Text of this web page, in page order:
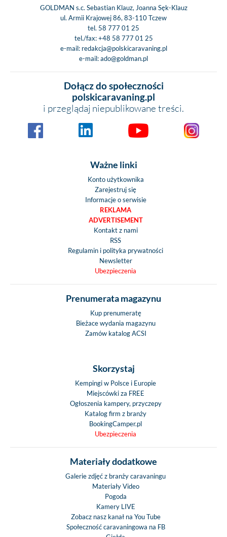
GOLDMAN s.c. Sebastian Klauz, Joanna Sęk-Klauz
ul. Armii Krajowej 86, 83-110 Tczew
tel. 58 777 01 25
tel./fax:+48 58 777 01 25
e-mail: redakcja@polskicaravaning.pl
e-mail:ado@goldman.pl
Dołącz do społeczności
polskicaravaning.pl
i przeglądaj niepublikowane treści.
Ważne linki
Konto użytkownika
Zarejestruj się
Informacje o serwisie
REKLAMA
ADVERTISEMENT
Kontakt z nami
RSS
Regulamin i polityka prywatności
Newsletter
Ubezpieczenia
Prenumerata magazynu
Kup prenumeratę
Bieżace wydania magazynu
Zamów katalog ACSI
Skorzystaj
Kempingi w Polsce i Europie
Miejscówki za FREE
Ogłoszenia kampery, przyczepy
Katalog firm z branży
BookingCamper.pl
Ubezpieczenia
Materiały dodatkowe
Galerie zdjęć z branży caravaningu
Materiały Video
Pogoda
Kamery LIVE
Zobacz nasz kanał na You Tube
Społeczność caravaningowa na FB